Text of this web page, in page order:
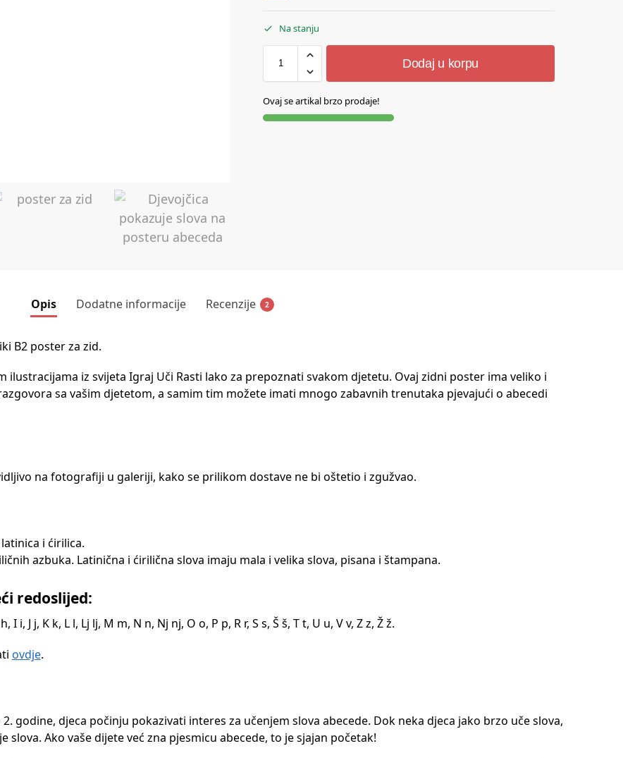
Na stanju
Dodaj u korpu
Ovaj se artikal brzo prodaje!
Opis Dodatne informacije Recenzije 2
B2 poster za zid.
ilustracijama iz svijeta Igraj Uči Rasti lako za prepoznati svakom djetetu. Ovaj zidni poster ima veliko i
sa vašim djetetom, a samim tim možete imati mnogo zabavnih trenutaka pjevajući o abecedi
na fotografiji u galeriji, kako se prilikom dostave ne bi oštetio i zgužvao.
i ćirilica.
azbuka. Latinična i ćirilična slova imaju mala i velika slova, pisana i štampana.
redoslijed:
I i, J j, K k, L l, Lj lj, M m, N n, Nj nj, O o, P p, R r, S s, Š š, T t, U u, V v, Z z, Ž ž.
ovdje.
godine, djeca počinju pokazivati interes za učenjem slova abecede. Dok neka djeca jako brzo uče slova,
Ako vaše dijete već zna pjesmicu abecede, to je sjajan početak!